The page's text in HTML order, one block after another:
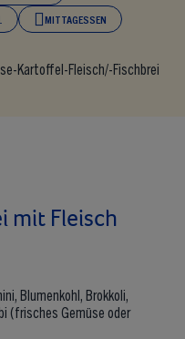
MITTAGESSEN
Kartoffel-Fleisch/-Fischbrei
mit Fleisch
Blumenkohl, Brokkoli,
(frisches Gemüse oder